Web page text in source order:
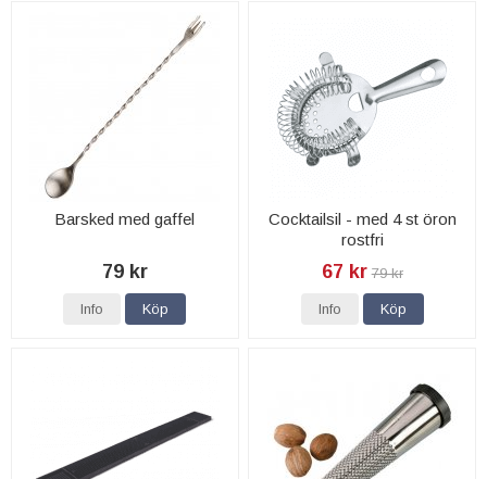
Barsked med gaffel
79 kr
Info Köp
Cocktailsil - med 4 st öron
rostfri
67 kr 79 kr
Info Köp